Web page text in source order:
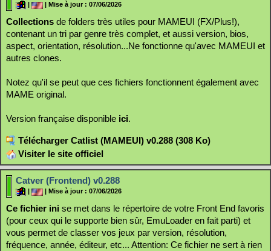
| Mise à jour : 07/06/2026
Collections de folders très utiles pour MAMEUI (FX/Plus!),
contenant un tri par genre très complet, et aussi version, bios,
aspect, orientation, résolution...Ne fonctionne qu'avec MAMEUI et
autres clones.
Notez qu'il se peut que ces fichiers fonctionnent également avec
MAME original.
Version française disponible ici.
Télécharger Catlist (MAMEUI) v0.288 (308 Ko)
Visiter le site officiel
Catver (Frontend) v0.288
| Mise à jour : 07/06/2026
Ce fichier ini se met dans le répertoire de votre Front End favoris
(pour ceux qui le supporte bien sûr, EmuLoader en fait parti) et
vous permet de classer vos jeux par version, résolution,
fréquence, année, éditeur, etc... Attention: Ce fichier ne sert à rien